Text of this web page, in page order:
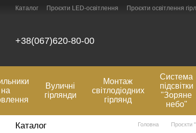
Перейти до основного контенту
Каталог Проєкти LED-освітлення Проєкти освітлення
+38(067)620-80-00
на
Вуличні
гірлянди
Монтаж
світлодіодних
гірлянд
Система
підсвітки
"Зоряне
небо"
Головна Проєкти
Каталог